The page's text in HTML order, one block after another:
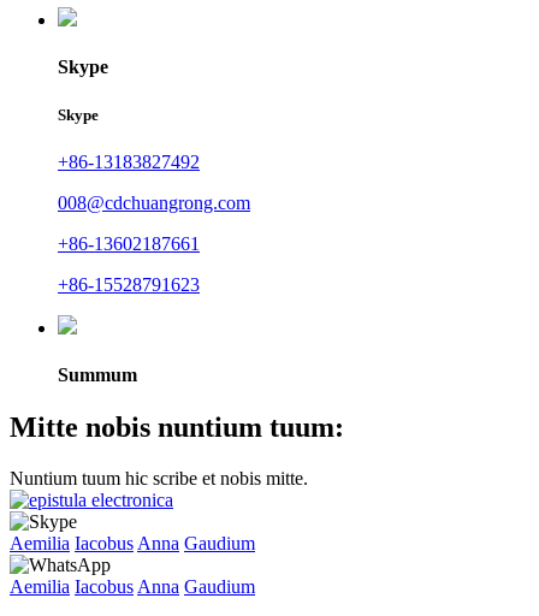
Skype
Skype
+86-13183827492
008@cdchuangrong.com
+86-13602187661
+86-15528791623
Summum
Mitte nobis nuntium tuum:
Nuntium tuum hic scribe et nobis mitte.
Aemilia Iacobus Anna Gaudium
Aemilia Iacobus Anna Gaudium